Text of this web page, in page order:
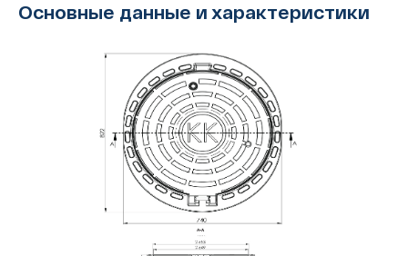
Основные данные и характеристики